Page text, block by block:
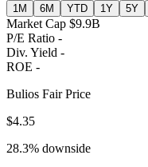
1M 6M YTD 1Y 5Y
Market Cap $9.9B
P/E Ratio -
Div. Yield -
ROE -
Bulios Fair Price
$4.35
28.3% downside